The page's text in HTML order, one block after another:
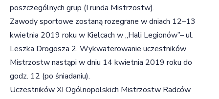
poszczególnych grup (I runda Mistrzostw).
Zawody sportowe zostaną rozegrane w dniach 12–13
kwietnia 2019 roku w Kielcach w „Hali Legionów”– ul.
Leszka Drogosza 2. Wykwaterowanie uczestników
Mistrzostw nastąpi w dniu 14 kwietnia 2019 roku do
godz. 12 (po śniadaniu).
Uczestników XI Ogólnopolskich Mistrzostw Radców